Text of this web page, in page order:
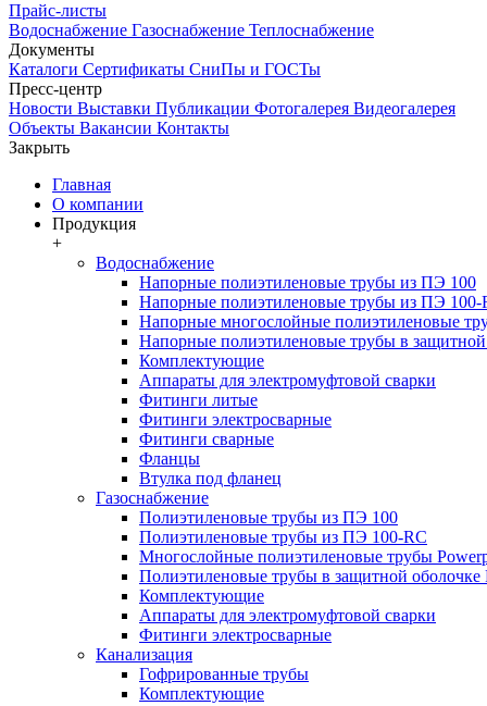
Прайс-листы
Водоснабжение Газоснабжение Теплоснабжение
Документы
Каталоги Сертификаты СниПы и ГОСТы
Пресс-центр
Новости Выставки Публикации Фотогалерея Видеогалерея
Объекты Вакансии Контакты
Закрыть
Главная
О компании
Продукция
+
Водоснабжение
Напорные полиэтиленовые трубы из ПЭ 100
Напорные полиэтиленовые трубы из ПЭ 100-
Напорные многослойные полиэтиленовые
Напорные полиэтиленовые трубы в защитной
Комплектующие
Аппараты для электромуфтовой сварки
Фитинги литые
Фитинги электросварные
Фитинги сварные
Фланцы
Втулка под фланец
Газоснабжение
Полиэтиленовые трубы из ПЭ 100
Полиэтиленовые трубы из ПЭ 100-RC
Многослойные полиэтиленовые трубы
Полиэтиленовые трубы в защитной оболочке
Комплектующие
Аппараты для электромуфтовой сварки
Фитинги электросварные
Канализация
Гофрированные трубы
Комплектующие